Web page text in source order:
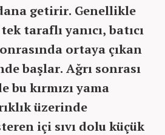
getirir. Genellikle
taraflı yanıcı, batıcı
ortaya çıkan
başlar. Ağrı sonrası
bu kırmızı yama
üzerinde
içi sıvı dolu küçük